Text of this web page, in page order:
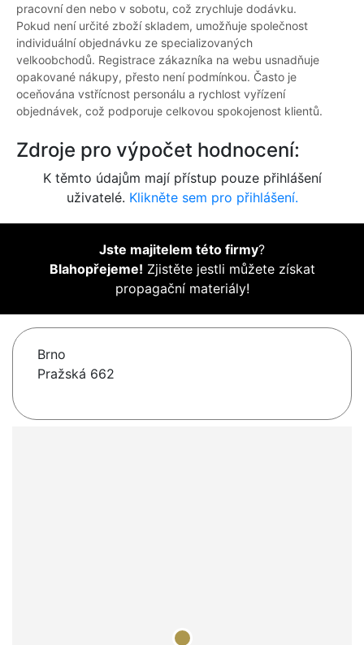
pracovní den nebo v sobotu, což zrychluje dodávku.
Pokud není určité zboží skladem, umožňuje společnost
individuální objednávku ze specializovaných
velkoobchodů. Registrace zákazníka na webu usnadňuje
opakované nákupy, přesto není podmínkou. Často je
oceňována vstřícnost personálu a rychlost vyřízení
objednávek, což podporuje celkovou spokojenost klientů.
Zdroje pro výpočet hodnocení:
K těmto údajům mají přístup pouze přihlášení
uživatelé. Klikněte sem pro přihlášení.
Jste majitelem této firmy?
Blahopřejeme! Zjistěte jestli můžete získat
propagační materiály!
Brno
Pražská 662